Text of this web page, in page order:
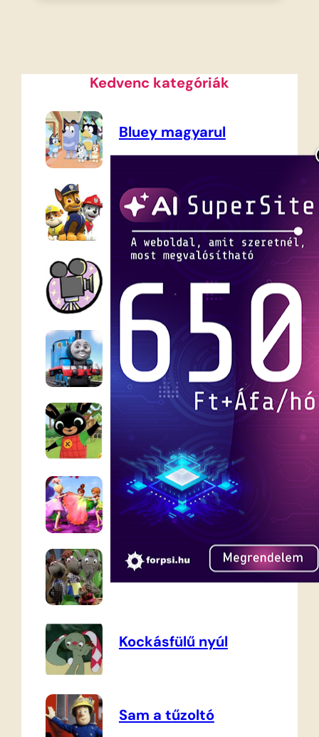
Kedvenc kategóriák
Bluey magyarul
Mancs Őrjárat
Teljes mesefilmek
Thomas a gőzmozdony
Bing nyuszi
Barbie
Mekk mester
Kockásfülű nyúl
Sam a tűzoltó